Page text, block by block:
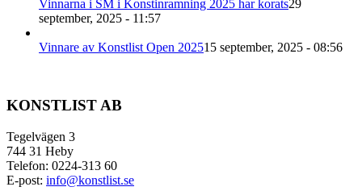
Vinnarna i SM i Konstinramning 2025 har korats29
september, 2025 - 11:57
Vinnare av Konstlist Open 202515 september, 2025 - 08:56
KONSTLIST AB
Tegelvägen 3
744 31 Heby
Telefon: 0224-313 60
E-post: info@konstlist.se